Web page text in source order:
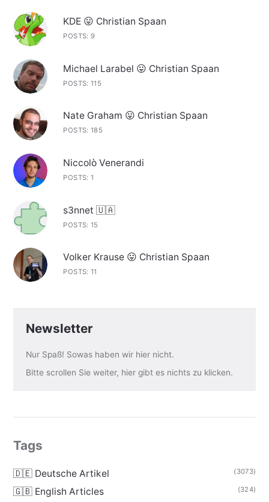
KDE 😛 Christian Spaan
POSTS: 9
Michael Larabel 😛 Christian Spaan
POSTS: 115
Nate Graham 😛 Christian Spaan
POSTS: 185
Niccolò Venerandi
POSTS: 1
s3nnet 🇺🇦
POSTS: 15
Volker Krause 😛 Christian Spaan
POSTS: 11
Newsletter
Nur Spaß! Sowas haben wir hier nicht.
Bitte scrollen Sie weiter, hier gibt es nichts zu klicken.
Tags
🇩🇪 Deutsche Artikel (3073)
🇬🇧 English Articles (324)